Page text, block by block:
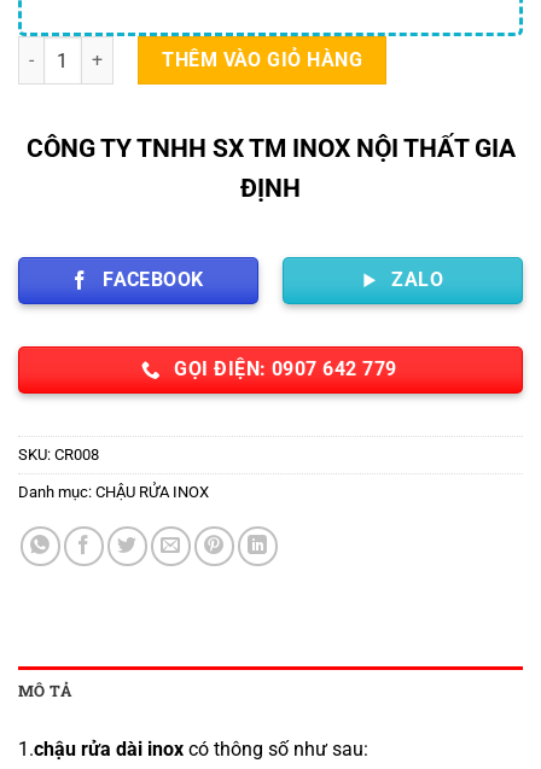
Chậu rửa dài inox số lượngTHÊM VÀO GIỎ HÀNG
CÔNG TY TNHH SX TM INOX NỘI THẤT GIA
ĐỊNH
FACEBOOK ZALO
GỌI ĐIỆN: 0907 642 779
SKU: CR008
Danh mục: CHẬU RỬA INOX
MÔ TẢ
1.chậu rửa dài inox có thông số như sau: